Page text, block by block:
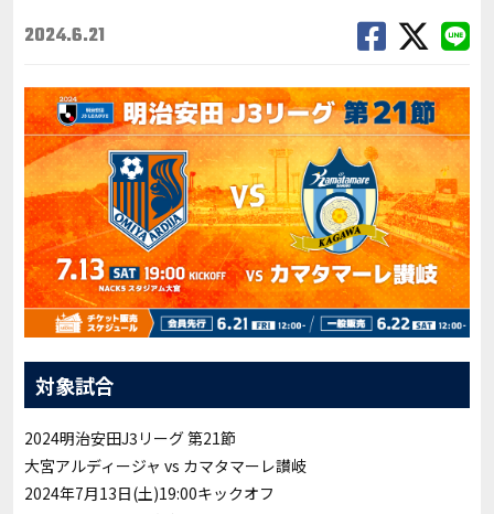
2024.6.21
対象試合
2024明治安田J3リーグ 第21節
大宮アルディージャ vs カマタマーレ讃岐
2024年7月13日(土)19:00キックオフ